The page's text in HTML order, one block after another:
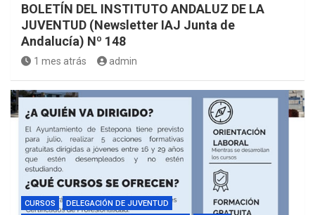
BOLETÍN DEL INSTITUTO ANDALUZ DE LA
JUVENTUD (Newsletter IAJ Junta de
Andalucía) Nº 148
1 mes atrás admin
CURSOS
DELEGACIÓN DE JUVENTUD